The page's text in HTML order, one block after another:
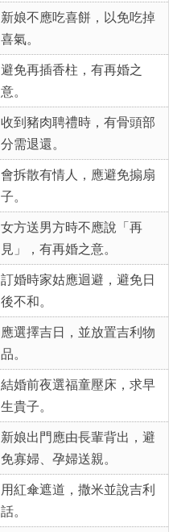
新娘不應吃喜餅，以免吃掉
喜氣。
避免再插香柱，有再婚之
意。
收到豬肉聘禮時，有骨頭部
分需退還。
會拆散有情人，應避免搧扇
子。
女方送男方時不應說「再
見」，有再婚之意。
訂婚時家姑應迴避，避免日
後不和。
應選擇吉日，並放置吉利物
品。
結婚前夜選福童壓床，求早
生貴子。
新娘出門應由長輩背出，避
免寡婦、孕婦送親。
用紅傘遮道，撒米並說吉利
話。